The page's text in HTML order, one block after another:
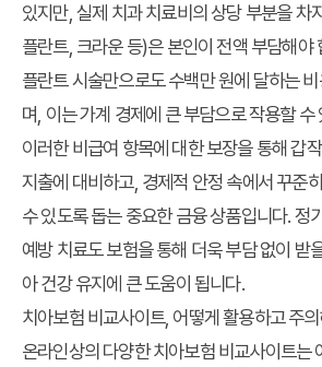
있지만, 실제 치과 치료비의 상당 부분을 차
플란트, 크라운 등)은 본인이 전액 부담해야
플란트 시술만으로도 수백만 원에 달하는
며, 이는 가계 경제에 큰 부담으로 작용할
이러한 비급여 항목에 대한 보장을 통해 갑
지출에 대비하고, 경제적 안정 속에서 꾸준
수 있도록 돕는 중요한 금융 상품입니다. 정
예방 치료도 보험을 통해 더욱 부담 없이 받
아 건강 유지에 큰 도움이 됩니다.
치아보험 비교사이트, 어떻게 활용하고 주
온라인상의 다양한치아보험 비교사이트는